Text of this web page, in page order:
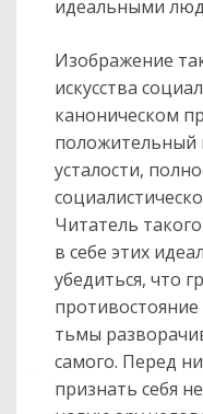
0
идеальными
Изображение
искусства
каноническом
положительный
усталости,
Читатель
в себе этих
убедиться, что
тьмы
самого. Перед
признать себя